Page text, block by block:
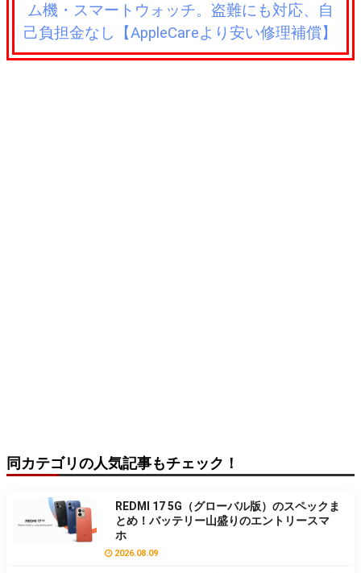
ム機・スマートウォッチ。盗難にも対応、自
己負担金なし【AppleCareより安い修理補償】
同カテゴリの人気記事もチェック！
REDMI 17 5G（グローバル版）のスペックま
とめ！バッテリー山盛りのエントリースマ
ホ
2026.08.09